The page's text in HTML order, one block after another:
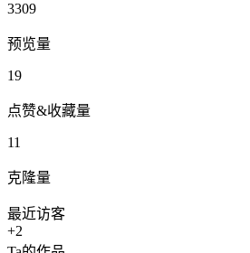
3309
预览量
19
点赞&收藏量
11
克隆量
最近访客
+2